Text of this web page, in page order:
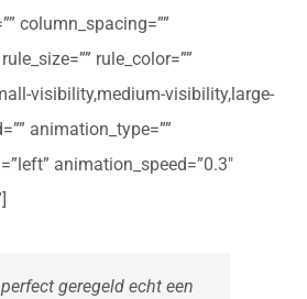
column_spacing=””
rule_color=””
visibility,medium-visibility,large-
animation_type=””
animation_speed=”0.3″
geregeld echt een